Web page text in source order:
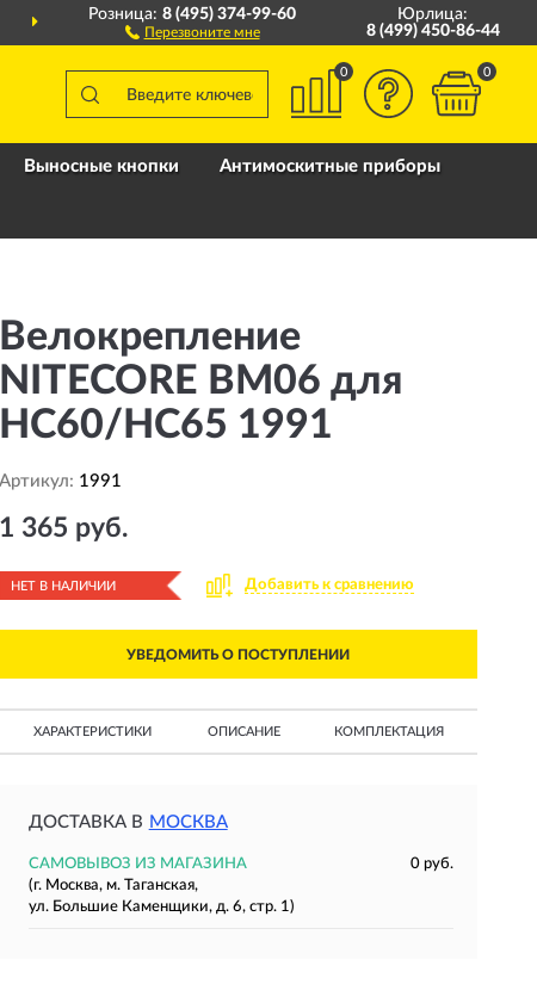
ДОСТАВИМ ПО ВСЕЙ РОССИИ
Розница:8 (495) 374-99-60
Перезвоните мне
Юрлица:
8 (499) 450-86-44
0 0
Выносные кнопки Антимоскитные приборы
Велокрепление
NITECORE BM06 для
HC60/HC65 1991
Артикул: 1991
1 365 руб.
НЕТ В НАЛИЧИИ Добавить к сравнению
УВЕДОМИТЬ О ПОСТУПЛЕНИИ
ХАРАКТЕРИСТИКИ ОПИСАНИЕ КОМПЛЕКТАЦИЯ
ДОСТАВКА В МОСКВА
САМОВЫВОЗ ИЗ МАГАЗИНА
0 руб.
(г. Москва, м. Таганская,
ул. Большие Каменщики, д. 6, стр. 1)